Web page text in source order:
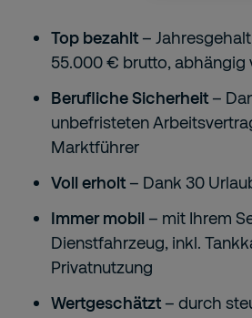
Top bezahlt –
55.000 € brutto, abhängig
Berufliche Sicherheit –
unbefristeten
Marktführer
Voll erholt – Dank 30
Immer mobil – mit Ihrem
Dienstfahrzeug, inkl.
Privatnutzung
Wertgeschätzt – durch